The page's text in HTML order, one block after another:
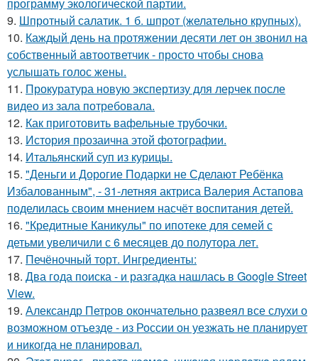
9. Шпротный салатик. 1 б. шпрот (желательно крупных).
10. Каждый день на протяжении десяти лет он звонил на
собственный автоответчик - просто чтобы снова
услышать голос жены.
11. Прокуратура новую экспертизу для лерчек после
видео из зала потребовала.
12. Как приготовить вафельные трубочки.
13. История прозаична этой фотографии.
14. Итальянский суп из курицы.
15. "Деньги и Дорогие Подарки не Сделают Ребёнка
Избалованным", - 31-летняя актриса Валерия Астапова
поделилась своим мнением насчёт воспитания детей.
16. "Кредитные Каникулы" по ипотеке для семей с
детьми увеличили с 6 месяцев до полутора лет.
17. Печёночный торт. Ингредиенты:
18. Два года поиска - и разгадка нашлась в Google Street
View.
19. Александр Петров окончательно развеял все слухи о
возможном отъезде - из России он уезжать не планирует
и никогда не планировал.